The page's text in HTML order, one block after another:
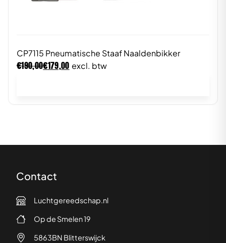
CP7115 Pneumatische Staaf Naaldenbikker
€190,00€179,00 excl. btw
Contact
Luchtgereedschap.nl
Op de Smelen 19
5863BN Blitterswijck